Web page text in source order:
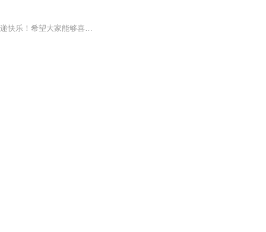
小屌丝陆离的逆袭之路！快来收听吧.每周五到三集，永久免费！我会坚持录完的，希望能传递快乐！希望大家能够喜欢…如果有好的建议，可以在评论区告诉我哦！每个人的评论我都会认真看～喜欢就关注我吧